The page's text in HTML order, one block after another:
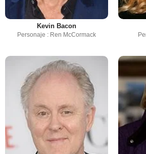
Kevin Bacon
Personaje : Ren McCormack